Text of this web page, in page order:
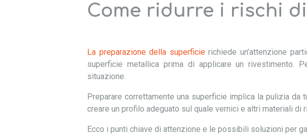
Come ridurre i rischi
La preparazione della superficierichiede un’attenzione
superficie metallica prima di applicare un rivestimento.
situazione.
Preparare correttamente una superficie implica la pulizia
creare un profilo adeguato sul quale vernici e altri materiali
Ecco i punti chiave di attenzione e le possibili soluzioni per